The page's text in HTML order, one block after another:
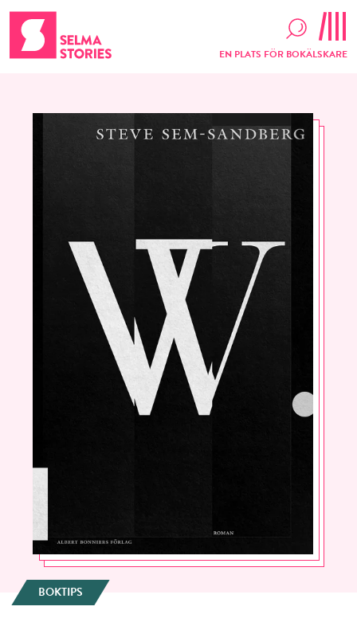
EN PLATS FÖR BOKÄLSKARE
BOKTIPS